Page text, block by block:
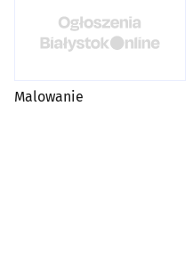
Malowanie